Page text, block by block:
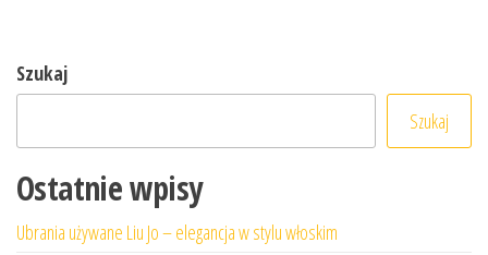
Szukaj
Szukaj
Ostatnie wpisy
Ubrania używane Liu Jo – elegancja w stylu włoskim